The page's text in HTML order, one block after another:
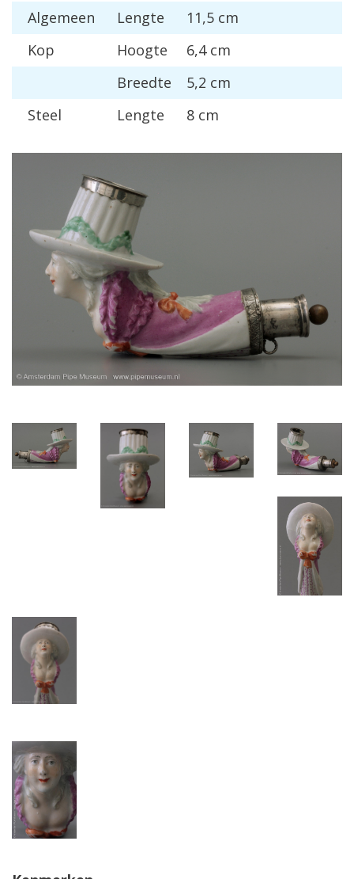
Algemeen
Lengte
11,5 cm
Kop
Hoogte
6,4 cm
Breedte
5,2 cm
Steel
Lengte 8 cm